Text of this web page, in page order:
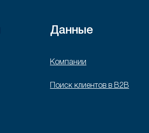
Данные
Компании
Поиск клиентов в B2B